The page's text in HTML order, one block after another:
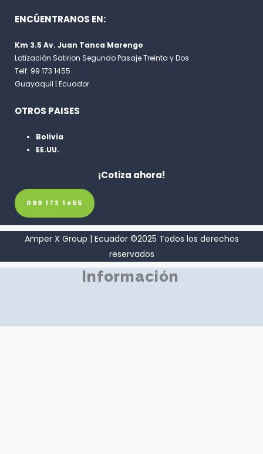
ENCÚENTRANOS EN:
Km 3.5 Av. Juan Tanca Marengo
Lotización Satirion Segundo Pasaje Treinta y Dos
Telf: 99 173 1455
Guayaquil | Ecuador
OTROS PAISES
Bolivia
EE.UU.
¡Cotiza ahora!
099 173 1455
Amper X Group | Ecuador ©2025 Todos los derechos
reservados
Información